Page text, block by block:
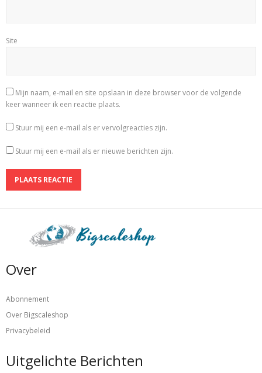
Site
Mijn naam, e-mail en site opslaan in deze browser voor de volgende
keer wanneer ik een reactie plaats.
Stuur mij een e-mail als er vervolgreacties zijn.
Stuur mij een e-mail als er nieuwe berichten zijn.
Over
Abonnement
Over Bigscaleshop
Privacybeleid
Uitgelichte Berichten